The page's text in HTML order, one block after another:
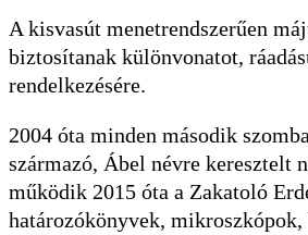
A kisvasút menetrendszerűen
biztosítanak különvonatot,
rendelkezésére.
2004 óta minden második
származó, Ábel névre keresztelt
működik 2015 óta a Zakatoló
határozókönyvek, mikroszkópok,